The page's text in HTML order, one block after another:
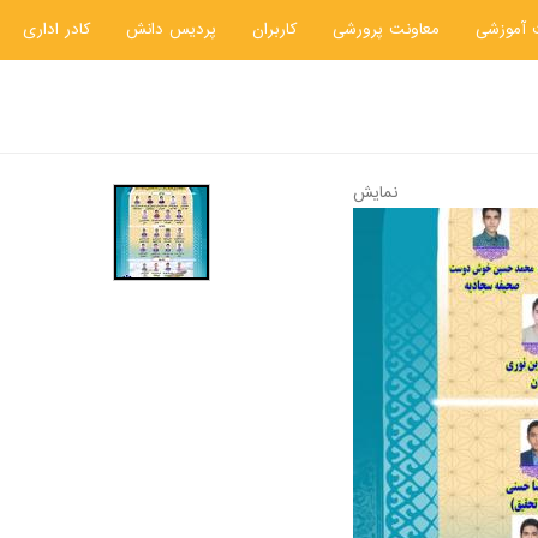
آموزشی معاونت پرورشی کاربران پردیس دانش کادر اداری
نمایش